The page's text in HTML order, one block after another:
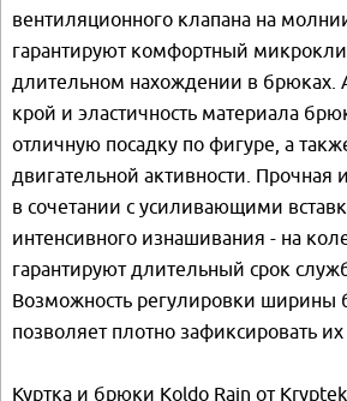
вентиляционного клапана на
гарантируют комфортный
длительном нахождении в брюках.
крой и эластичность материала
отличную посадку по фигуре, а
двигательной активности. Прочная
в сочетании с усиливающими
интенсивного изнашивания - на
гарантируют длительный срок
Возможность регулировки
позволяет плотно зафиксировать
Куртка и брюки Koldo Rain от